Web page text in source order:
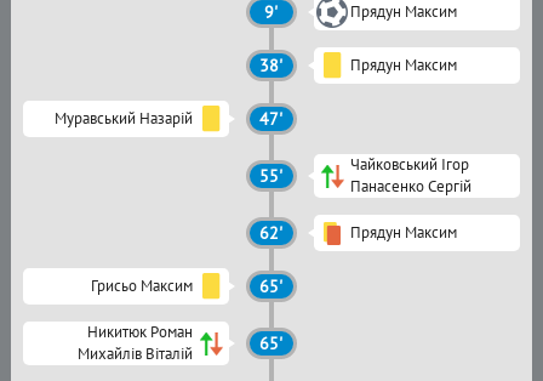
9' Прядун Максим
38' Прядун Максим
Муравський Назарій 47'
55'
Чайковський Ігор
Панасенко Сергій
62' Прядун Максим
Грисьо Максим 65'
Никитюк Роман
Михайлів Віталій
65'